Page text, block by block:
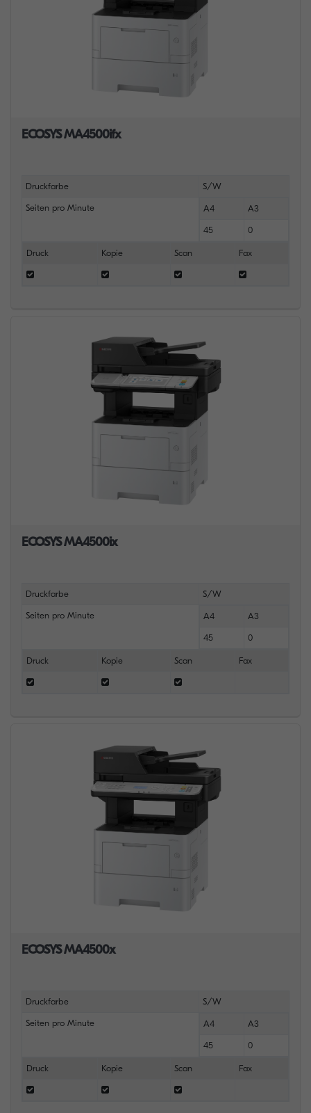
ECOSYS MA4500ifx
Druckfarbe S/W
Seiten pro Minute A4 A3
45 0
Druck Kopie Scan Fax
ECOSYS MA4500ix
Druckfarbe S/W
Seiten pro Minute A4 A3
45 0
Druck Kopie Scan Fax
ECOSYS MA4500x
Druckfarbe S/W
Seiten pro Minute A4 A3
45 0
Druck Kopie Scan Fax